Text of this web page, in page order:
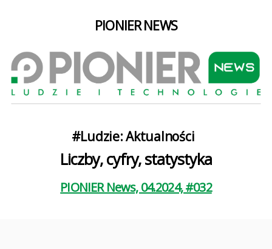
PIONIER NEWS
Kategorie
#Ludzie: Aktualności
Liczby, cyfry, statystyka
PIONIER News, 04.2024, #032